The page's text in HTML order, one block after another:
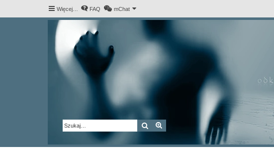
Więcej… FAQ mChat
Szukaj Wyszukiwanie zaawansowane